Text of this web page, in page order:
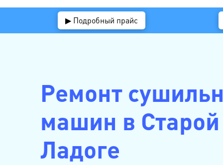
▶ Подробный прайс
Ремонт
машин в Старой
Ладоге